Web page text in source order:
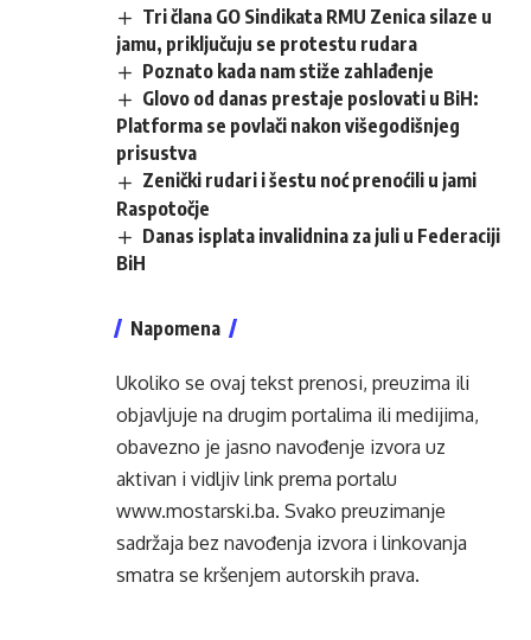
Tri člana GO Sindikata RMU Zenica silaze u
jamu, priključuju se protestu rudara
Poznato kada nam stiže zahlađenje
Glovo od danas prestaje poslovati u BiH:
Platforma se povlači nakon višegodišnjeg
prisustva
Zenički rudari i šestu noć prenoćili u jami
Raspotočje
Danas isplata invalidnina za juli u Federaciji
BiH
Napomena
Ukoliko se ovaj tekst prenosi, preuzima ili
objavljuje na drugim portalima ili medijima,
obavezno je jasno navođenje izvora uz
aktivan i vidljiv link prema portalu
www.mostarski.ba. Svako preuzimanje
sadržaja bez navođenja izvora i linkovanja
smatra se kršenjem autorskih prava.